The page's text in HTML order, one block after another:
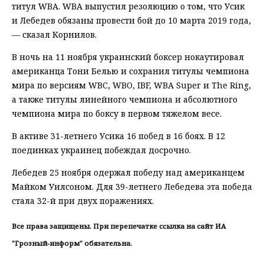
титул WBA. WBA выпустил резолюцию о том, что Усик
и Лебедев обязаны провести бой до 10 марта 2019 года,
— сказал Корнилов.
В ночь на 11 ноября украинский боксер нокаутировал
американца Тони Белью и сохранил титулы чемпиона
мира по версиям WBC, WBO, IBF, WBA Super и The Ring,
а также титулы линейного чемпиона и абсолютного
чемпиона мира по боксу в первом тяжелом весе.
В активе 31-летнего Усика 16 побед в 16 боях. В 12
поединках украинец побеждал досрочно.
Лебедев 25 ноября одержал победу над американцем
Майком Уилсоном. Для 39-летнего Лебедева эта победа
стала 32-й при двух поражениях.
Все права защищены. При перепечатке ссылка на сайт ИА
"Грозный-информ" обязательна.